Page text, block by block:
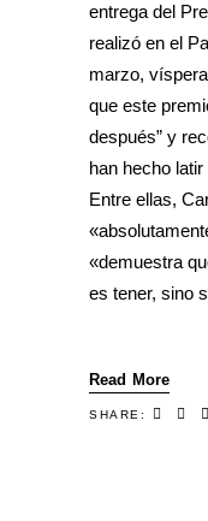
entrega del
realizó en el
marzo,
que este
después” y
han hecho
Entre ellas,
«demuestra
es tener, sino
Read More
SHARE: